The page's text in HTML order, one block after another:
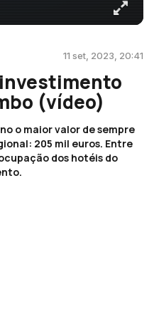
11 set, 2023, 20:41
(vídeo)
o maior valor de sempre
205 mil euros. Entre
dos hotéis do